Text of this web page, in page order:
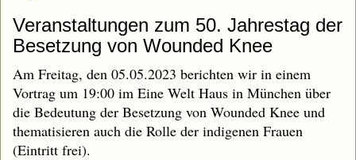
Veranstaltungen zum 50. Jahrestag der
Besetzung von Wounded Knee
Am Freitag, den 05.05.2023 berichten wir in einem
Vortrag um 19:00 im Eine Welt Haus in München über
die Bedeutung der Besetzung von Wounded Knee und
thematisieren auch die Rolle der indigenen Frauen
(Eintritt frei).